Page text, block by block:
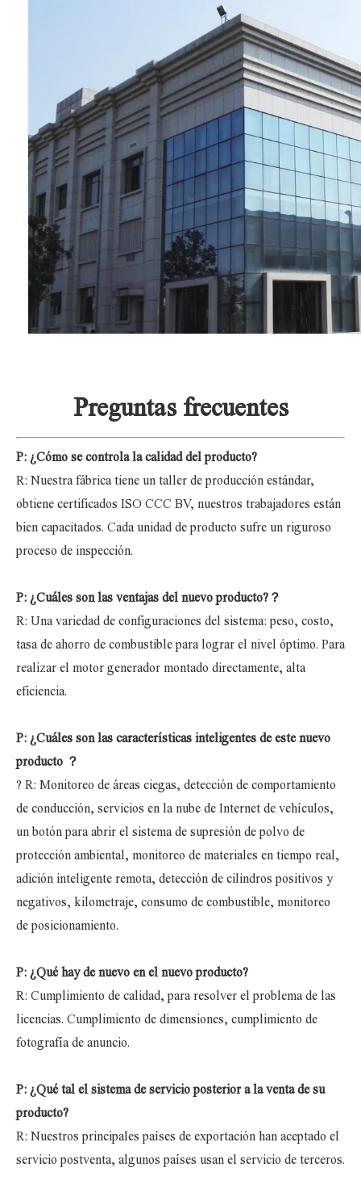
Preguntas frecuentes
P: ¿Cómo se controla la calidad del producto?
R: Nuestra fábrica tiene un taller de producción estándar,
obtiene certificados ISO CCC BV, nuestros trabajadores están
bien capacitados. Cada unidad de producto sufre un riguroso
proceso de inspección.
P: ¿Cuáles son las ventajas del nuevo producto? ？
R: Una variedad de configuraciones del sistema: peso, costo,
tasa de ahorro de combustible para lograr el nivel óptimo. Para
realizar el motor generador montado directamente, alta
eficiencia.
P: ¿Cuáles son las características inteligentes de este nuevo
producto ？
? R: Monitoreo de áreas ciegas, detección de comportamiento
de conducción, servicios en la nube de Internet de vehículos,
un botón para abrir el sistema de supresión de polvo de
protección ambiental, monitoreo de materiales en tiempo real,
adición inteligente remota, detección de cilindros positivos y
negativos, kilometraje, consumo de combustible, monitoreo
de posicionamiento.
P: ¿Qué hay de nuevo en el nuevo producto?
R: Cumplimiento de calidad, para resolver el problema de las
licencias. Cumplimiento de dimensiones, cumplimiento de
fotografía de anuncio.
P: ¿Qué tal el sistema de servicio posterior a la venta de su
producto?
R: Nuestros principales países de exportación han aceptado el
servicio postventa, algunos países usan el servicio de terceros.